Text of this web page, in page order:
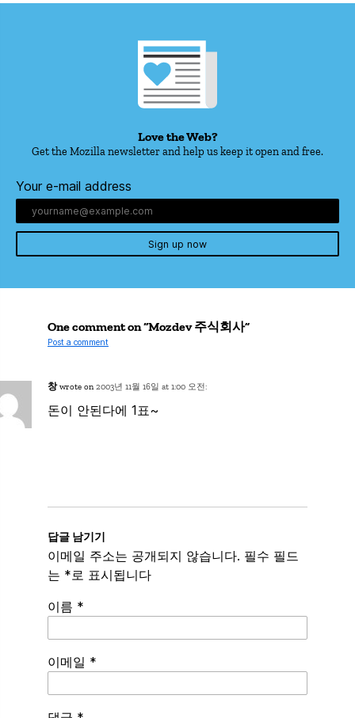
Love the Web?
Get the Mozilla newsletter and help us keep it open and free.
Your e-mail address
Sign up now
One comment on “Mozdev 주식회사”
Post a comment
창 wrote on2003년 11월 16일 at 1:00 오전:
돈이 안된다에 1표~
답글 남기기
이메일 주소는 공개되지 않습니다. 필수 필드
는 *로 표시됩니다
이름 *
이메일 *